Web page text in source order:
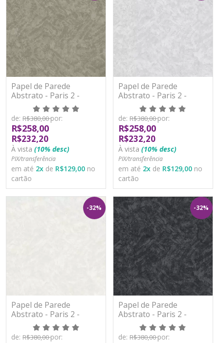
Papel de Parede
Abstrato - Paris 2 -
PA101101R - Vinílico -
TNT
de: R$380,00por:
R$258,00
R$232,20
À vista (10% desc)
PIX/transferência
em até 2x de R$129,00 no
cartão
Papel de Parede
Abstrato - Paris 2 -
PA101102R - Vinílico -
TNT
de: R$380,00por:
R$258,00
R$232,20
À vista (10% desc)
PIX/transferência
em até 2x de R$129,00 no
cartão
-32%
Papel de Parede
Abstrato - Paris 2 -
PA101103R - Vinílico -
TNT
de: R$380,00por:
-32%
Papel de Parede
Abstrato - Paris 2 -
PA101104R - Vinílico -
TNT
de: R$380,00por: